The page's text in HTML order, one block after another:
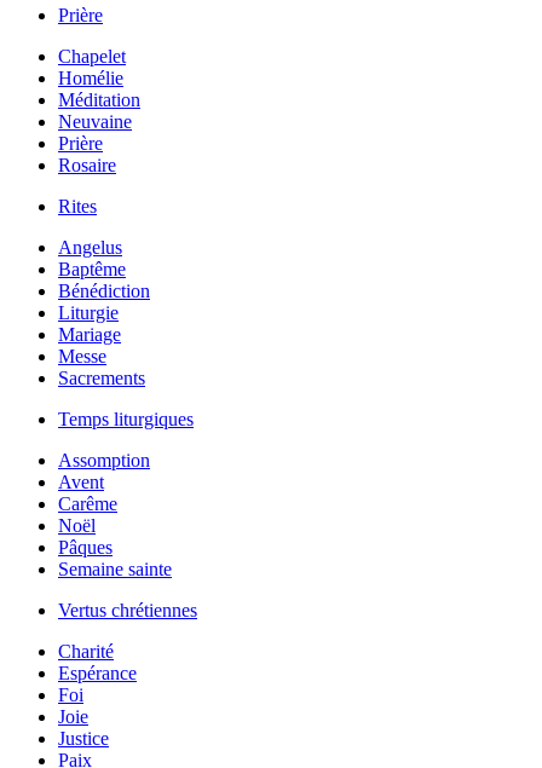
Prière
Chapelet
Homélie
Méditation
Neuvaine
Prière
Rosaire
Rites
Angelus
Baptême
Bénédiction
Liturgie
Mariage
Messe
Sacrements
Temps liturgiques
Assomption
Avent
Carême
Noël
Pâques
Semaine sainte
Vertus chrétiennes
Charité
Espérance
Foi
Joie
Justice
Paix